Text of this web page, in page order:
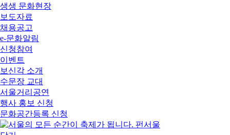
생생 문화현장
보도자료
채용공고
e-문화알림
신청참여
이벤트
보신각 소개
수문장 교대
서울거리공연
행사 홍보 신청
문화공간등록 신청